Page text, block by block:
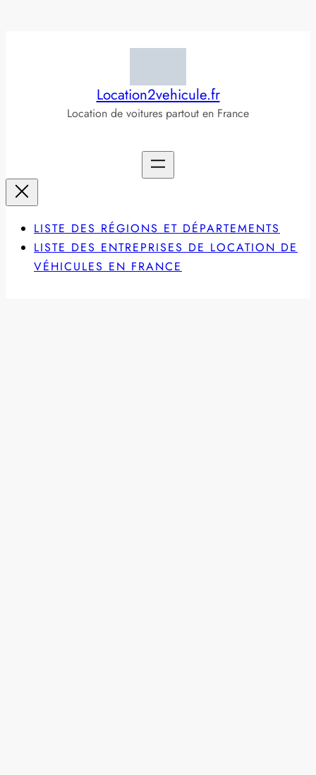
Location2vehicule.fr
Location de voitures partout en France
LISTE DES RÉGIONS ET DÉPARTEMENTS
LISTE DES ENTREPRISES DE LOCATION DE
VÉHICULES EN FRANCE